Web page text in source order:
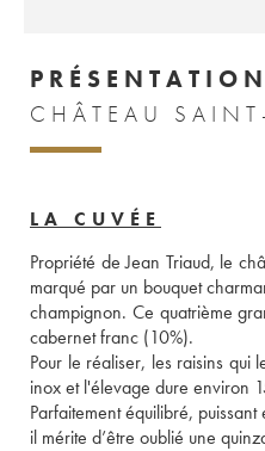
CHÂTEAU
LA CUVÉE
Propriété de Jean Triaud, le
marqué par un bouquet
champignon. Ce quatrième
cabernet franc (10%).
Pour le réaliser, les raisins qui
inox et l'élevage dure environ
Parfaitement équilibré,
il mérite d’être oublié une